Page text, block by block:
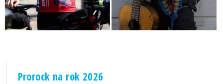
Prorock na rok 2026